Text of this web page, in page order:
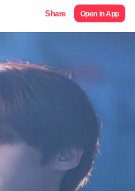
Share Open in App